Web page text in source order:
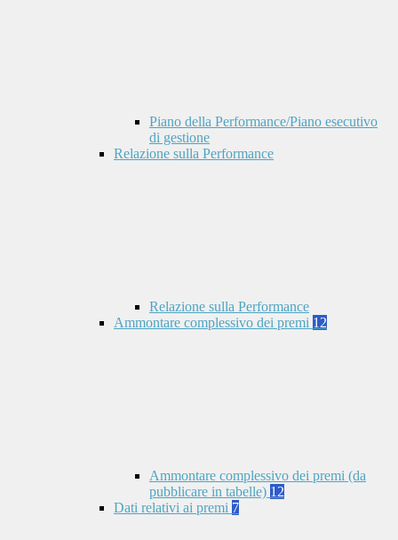
Piano della Performance/Piano esecutivo
di gestione
Relazione sulla Performance
Relazione sulla Performance
Ammontare complessivo dei premi 12
Ammontare complessivo dei premi (da
pubblicare in tabelle) 12
Dati relativi ai premi 7